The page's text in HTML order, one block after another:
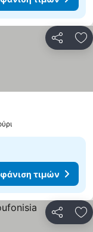
τιμών